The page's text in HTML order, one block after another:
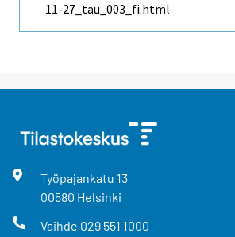
11-27_tau_003_fi.html
Työpajankatu 13
00580 Helsinki
Vaihde 029 551 1000